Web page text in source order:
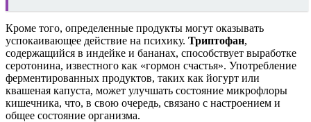
Кроме того, определенные продукты могут оказывать
успокаивающее действие на психику. Триптофан,
содержащийся в индейке и бананах, способствует выработке
серотонина, известного как «гормон счастья». Употребление
ферментированных продуктов, таких как йогурт или
квашеная капуста, может улучшать состояние микрофлоры
кишечника, что, в свою очередь, связано с настроением и
общее состояние организма.